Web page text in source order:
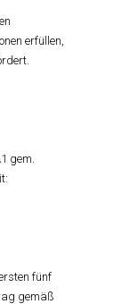
erfüllen,
gem.
fünf
gemäß